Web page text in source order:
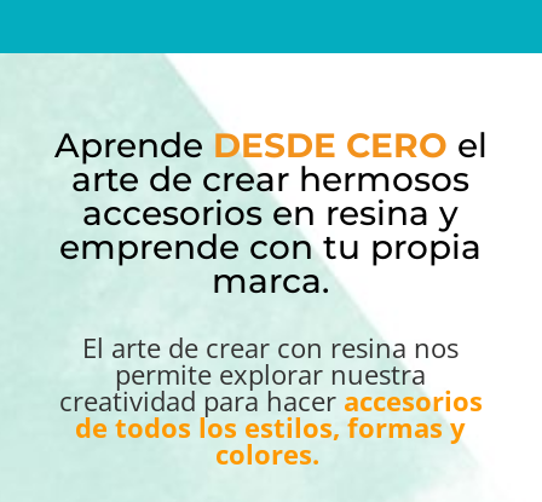
Aprende DESDE CERO el
arte de crear hermosos
accesorios en resina y
emprende con tu propia
marca.
El arte de crear con resina nos
permite explorar nuestra
creatividad para hacer accesorios
de todos los estilos, formas y
colores.